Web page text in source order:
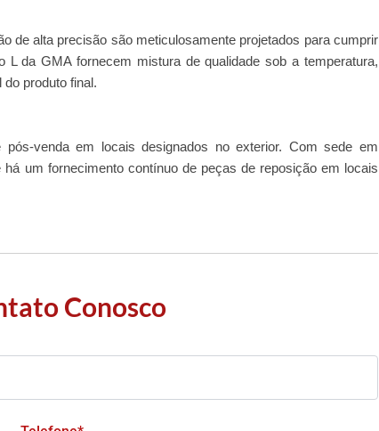
de alta precisão são meticulosamente projetados para cumprir
da GMA fornecem mistura de qualidade sob a temperatura,
produto final.
venda em locais designados no exterior. Com sede em
um fornecimento contínuo de peças de reposição em locais
Conosco